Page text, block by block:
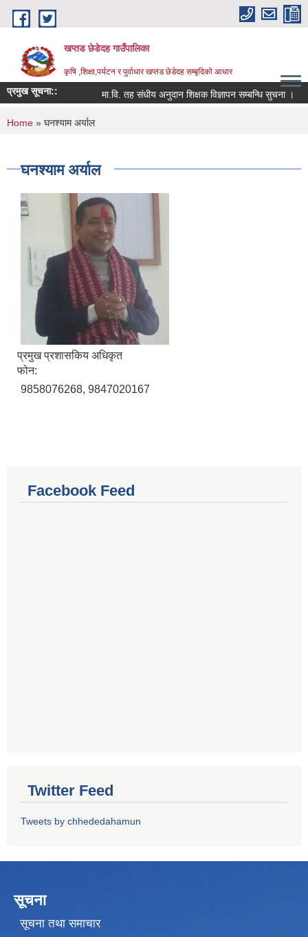
Skip to main content
खप्तड छेडेदह गाउँपालिका
कृषि ,शिक्षा,पर्यटन र पुर्वाधार खप्तड छेडेदह सम्बृदिको आधार
प्रमुख सूचना:: मा.वि. तह संधीय अनुदान शिक्षक विज्ञापन सम्बन्धि सुचना ।
You are here
Home » घनश्याम अर्याल
घनश्याम अर्याल
प्रमुख प्रशासकिय अधिकृत
फोन:
9858076268, 9847020167
Facebook Feed
Twitter Feed
Tweets by chhededahamun
सूचना
सूचना तथा समाचार